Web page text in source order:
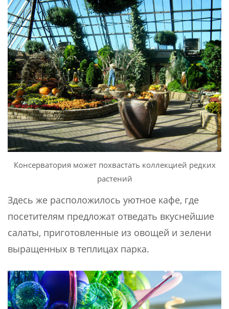
Консерватория может похвастать коллекцией редких
растений
Здесь же расположилось уютное кафе, где
посетителям предложат отведать вкуснейшие
салаты, приготовленные из овощей и зелени
выращенных в теплицах парка.